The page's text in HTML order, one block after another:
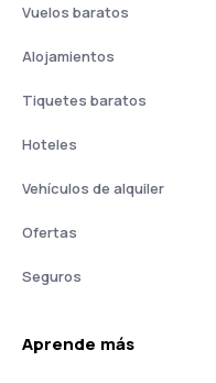
Vuelos baratos
Alojamientos
Tiquetes baratos
Hoteles
Vehículos de alquiler
Ofertas
Seguros
Aprende más